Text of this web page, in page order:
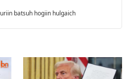
batsuh hogiin hulgaich